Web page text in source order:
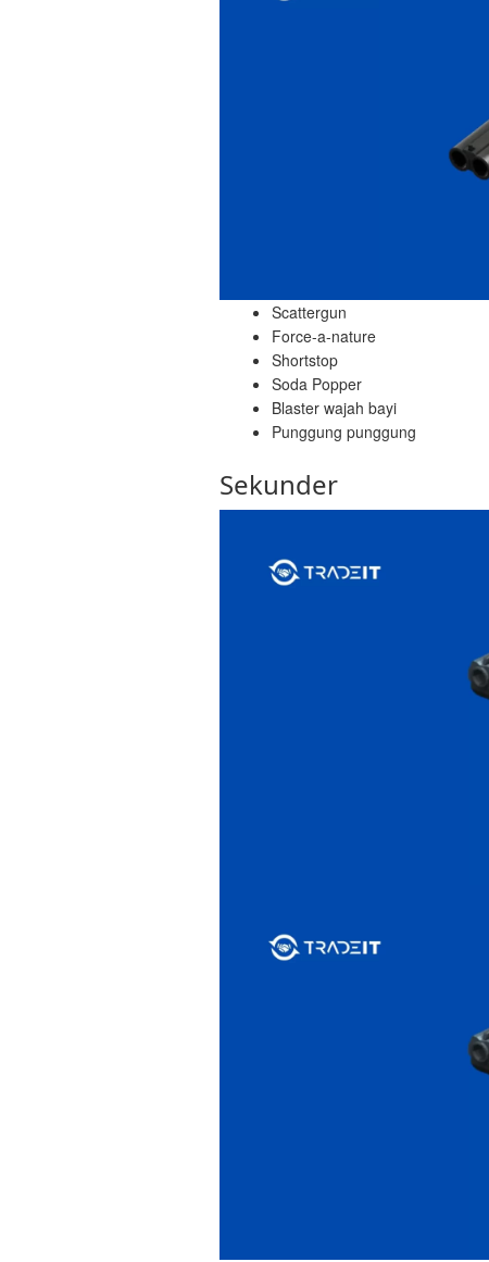
Scattergun
Force-a-nature
Shortstop
Soda Popper
Blaster wajah bayi
Punggung punggung
Sekunder